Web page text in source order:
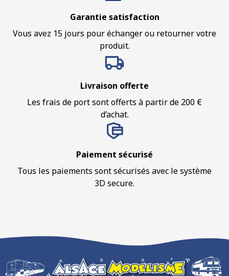
Garantie satisfaction
Vous avez 15 jours pour échanger ou retourner votre
produit.
Livraison offerte
Les frais de port sont offerts à partir de 200 €
d’achat.
Paiement sécurisé
Tous les paiements sont sécurisés avec le système
3D secure.